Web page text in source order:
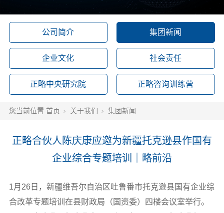
公司简介 集团新闻
企业文化 社会责任
正略中央研究院 正略咨询训练营
您当前位置:首页 关于我们 集团新闻
正略合伙人陈庆康应邀为新疆托克逊县作国有
企业综合专题培训｜略前沿
1月26日，新疆维吾尔自治区吐鲁番市托克逊县国有企业综
合改革专题培训在县财政局（国资委）四楼会议室举行。